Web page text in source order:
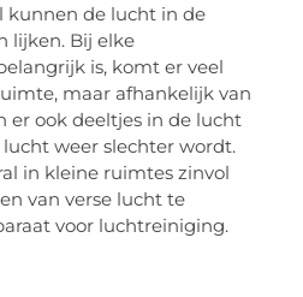
kunnen de lucht in de
lijken. Bij elke
is, komt er veel
maar afhankelijk van
er ook deeltjes in de lucht
weer slechter wordt.
in kleine ruimtes zinvol
van verse lucht te
voor luchtreiniging.